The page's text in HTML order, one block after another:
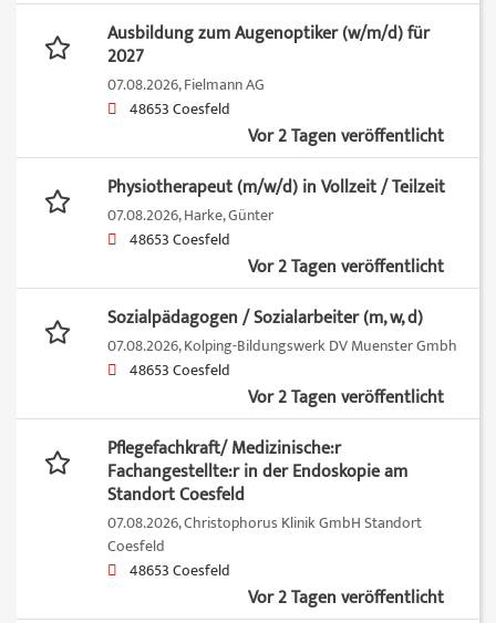
Ausbildung zum Augenoptiker (w/m/d) für
2027
07.08.2026,Fielmann AG
48653 Coesfeld
Vor 2 Tagen veröffentlicht
Physiotherapeut (m/w/d) in Vollzeit / Teilzeit
07.08.2026,Harke, Günter
48653 Coesfeld
Vor 2 Tagen veröffentlicht
Sozialpädagogen / Sozialarbeiter (m, w, d)
07.08.2026,Kolping-Bildungswerk DV Muenster Gmbh
48653 Coesfeld
Vor 2 Tagen veröffentlicht
Pflegefachkraft/ Medizinische:r
Fachangestellte:r in der Endoskopie am
Standort Coesfeld
07.08.2026,Christophorus Klinik GmbH Standort
Coesfeld
48653 Coesfeld
Vor 2 Tagen veröffentlicht